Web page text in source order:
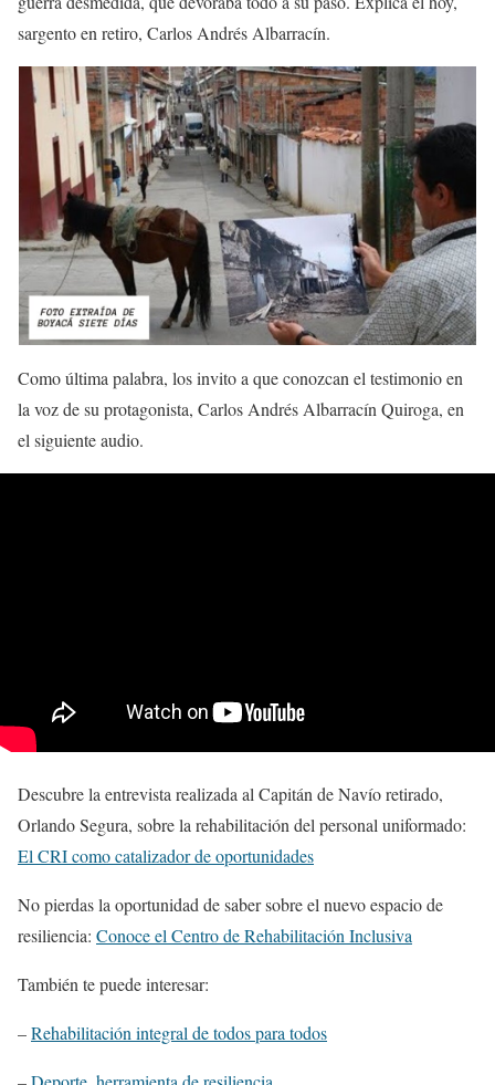
sargento en retiro, Carlos Andrés Albarracín.
Como última palabra, los invito a que conozcan el testimonio en
la voz de su protagonista, Carlos Andrés Albarracín Quiroga, en
el siguiente audio.
Descubre la entrevista realizada al Capitán de Navío retirado,
Orlando Segura, sobre la rehabilitación del personal uniformado:
El CRI como catalizador de oportunidades
No pierdas la oportunidad de saber sobre el nuevo espacio de
resiliencia: Conoce el Centro de Rehabilitación Inclusiva
También te puede interesar:
–Rehabilitación integral de todos para todos